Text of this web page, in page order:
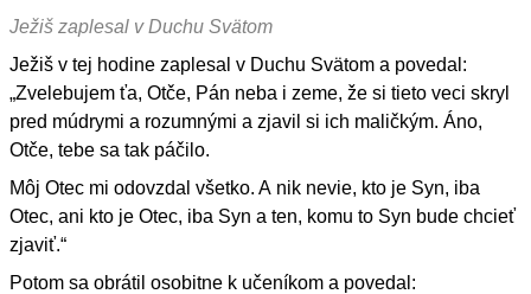
Ježiš zaplesal v Duchu Svätom
Ježiš v tej hodine zaplesal v Duchu Svätom a povedal:
„Zvelebujem ťa, Otče, Pán neba i zeme, že si tieto veci skryl
pred múdrymi a rozumnými a zjavil si ich maličkým. Áno,
Otče, tebe sa tak páčilo.
Môj Otec mi odovzdal všetko. A nik nevie, kto je Syn, iba
Otec, ani kto je Otec, iba Syn a ten, komu to Syn bude chcieť
zjaviť.“
Potom sa obrátil osobitne k učeníkom a povedal: